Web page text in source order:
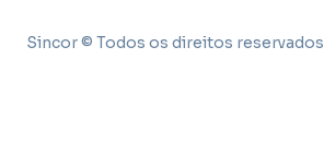
Sincor © Todos os direitos reservados